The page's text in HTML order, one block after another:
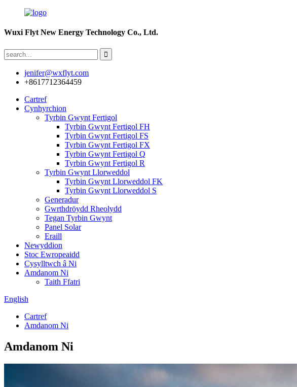
Wuxi Flyt New Energy Technology Co., Ltd.
jenifer@wxflyt.com
+8617712364459
Cartref
Cynhyrchion
Tyrbin Gwynt Fertigol
Tyrbin Gwynt Fertigol FH
Tyrbin Gwynt Fertigol FS
Tyrbin Gwynt Fertigol FX
Tyrbin Gwynt Fertigol Q
Tyrbin Gwynt Fertigol R
Tyrbin Gwynt Llorweddol
Tyrbin Gwynt Llorweddol FK
Tyrbin Gwynt Llorweddol S
Generadur
Gwrthdröydd Rheolydd
Tegan Tyrbin Gwynt
Panel Solar
Eraill
Newyddion
Stoc Ewropeaidd
Cysylltwch â Ni
Amdanom Ni
Taith Ffatri
English
Cartref
Amdanom Ni
Amdanom Ni